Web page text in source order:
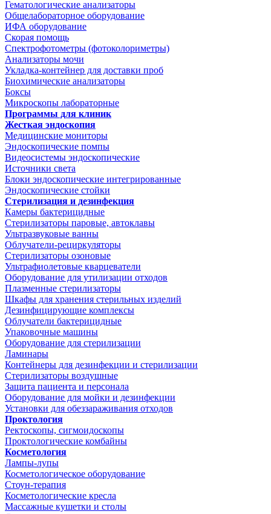
Гематологические анализаторы
Общелабораторное оборудование
ИФА оборудование
Скорая помощь
Спектрофотометры (фотоколориметры)
Анализаторы мочи
Укладка-контейнер для доставки проб
Биохимические анализаторы
Боксы
Микроскопы лабораторные
Программы для клиник
Жесткая эндоскопия
Медицинские мониторы
Эндоскопические помпы
Видеосистемы эндоскопические
Источники света
Блоки эндоскопические интегрированные
Эндоскопические стойки
Стерилизация и дезинфекция
Камеры бактерицидные
Стерилизаторы паровые, автоклавы
Ультразвуковые ванны
Облучатели-рециркуляторы
Стерилизаторы озоновые
Ультрафиолетовые кварцеватели
Оборудование для утилизации отходов
Плазменные стерилизаторы
Шкафы для хранения стерильных изделий
Дезинфицирующие комплексы
Облучатели бактерицидные
Упаковочные машины
Оборудование для стерилизации
Ламинары
Контейнеры для дезинфекции и стерилизации
Стерилизаторы воздушные
Защита пациента и персонала
Оборудование для мойки и дезинфекции
Установки для обеззараживания отходов
Проктология
Ректоскопы, сигмоидоскопы
Проктологические комбайны
Косметология
Лампы-лупы
Косметологическое оборудование
Стоун-терапия
Косметологические кресла
Массажные кушетки и столы